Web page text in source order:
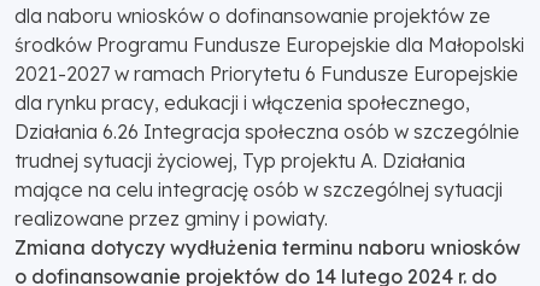
dla naboru wniosków o dofinansowanie projektów ze
środków Programu Fundusze Europejskie dla Małopolski
2021-2027 w ramach Priorytetu 6 Fundusze Europejskie
dla rynku pracy, edukacji i włączenia społecznego,
Działania 6.26 Integracja społeczna osób w szczególnie
trudnej sytuacji życiowej, Typ projektu A. Działania
mające na celu integrację osób w szczególnej sytuacji
realizowane przez gminy i powiaty.
Zmiana dotyczy wydłużenia terminu naboru wniosków
o dofinansowanie projektów do 14 lutego 2024 r. do